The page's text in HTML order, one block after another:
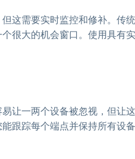
这需要实时监控和修补。传
很大的机会窗口。使用具有
让一两个设备被忽视，但让
跟踪每个端点并保持所有设